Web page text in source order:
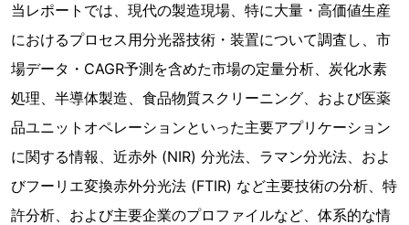
当レポートでは、現代の製造現場、特に大量・高価値生産
におけるプロセス用分光器技術・装置について調査し、市
場データ・CAGR予測を含めた市場の定量分析、炭化水素
処理、半導体製造、食品物質スクリーニング、および医薬
品ユニットオペレーションといった主要アプリケーション
に関する情報、近赤外 (NIR) 分光法、ラマン分光法、およ
びフーリエ変換赤外分光法 (FTIR) など主要技術の分析、特
許分析、および主要企業のプロファイルなど、体系的な情